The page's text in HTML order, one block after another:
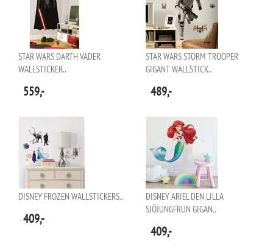
STAR WARS DARTH VADER
WALLSTICKER..
559,-
STAR WARS STORM TROOPER
GIGANT WALLSTICK..
489,-
DISNEY FROZEN WALLSTICKERS..
409,-
DISNEY ARIEL DEN LILLA
SJÖJUNGFRUN GIGAN..
409,-